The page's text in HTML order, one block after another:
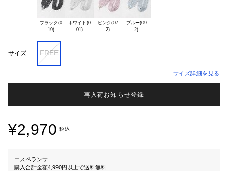
ブラック(0
19)
ホワイト(0
01)
ピンク(07
ブルー(09
サイズ FREE
サイズ詳細を見る
再入荷お知らせ登録
¥2,970 税込
エスペランサ
購入合計金額4,990円以上で送料無料